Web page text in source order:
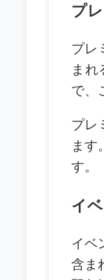
プ
プレ
まれ
で、
プレ
ます
す。
イ
イベ
含ま